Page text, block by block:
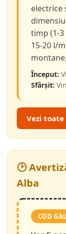
electrice
timp (1-
15-20 l/
Început:
Sfârșit:
Vezi
🕑
Alba
COD